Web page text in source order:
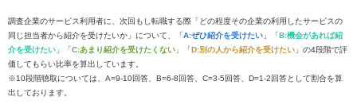
調査企業のサービス利用者に、次回もし転職する際「どの程度その企業の利用したサービスの
同じ担当者から紹介を受けたいか」について、「A:ぜひ紹介を受けたい 」「B:機会があれば紹
介を受けたい 」「C:あまり紹介を受けたくない 」「D:別の人から紹介を受けたい 」の4段階で評
価してもらい比率を算出しています。
※10段階聴取については、A=9-10回答、B=6-8回答、C=3-5回答、D=1-2回答として割合を算
出しております。